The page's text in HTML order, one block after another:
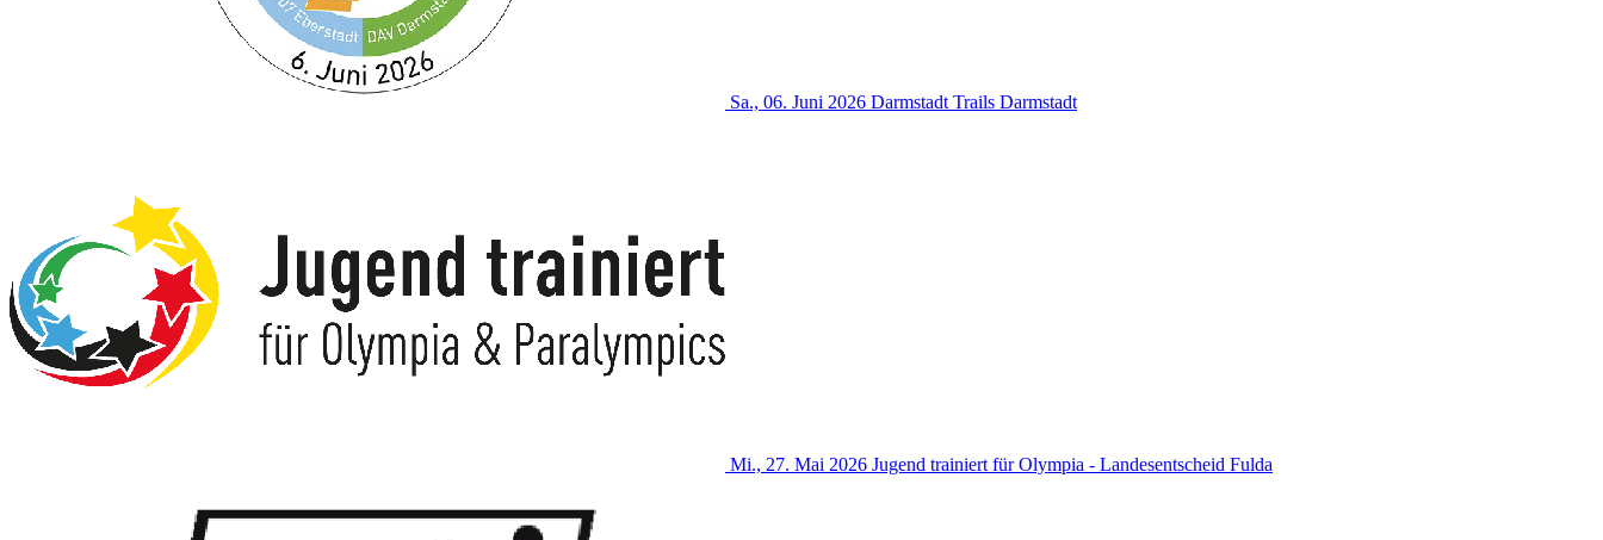
Sa., 06. Juni 2026 Darmstadt Trails Darmstadt
Mi., 27. Mai 2026 Jugend trainiert für Olympia - Landesentscheid Fulda